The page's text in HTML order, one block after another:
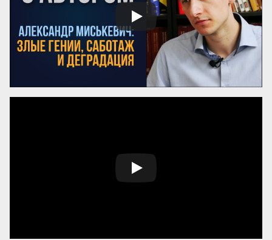
прекрасны. Возвышенные свойства
внушают уважение, прекрасные любовь.
Люди, чувство которых обращено
преимущественно на прекрасное, ищут
себе честных, вер...